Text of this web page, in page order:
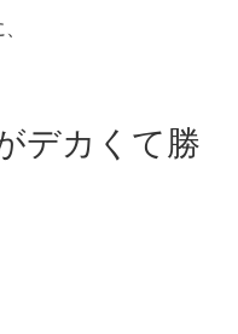
デカくて勝